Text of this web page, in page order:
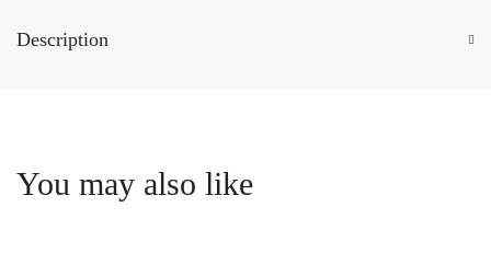
Description
You may also like